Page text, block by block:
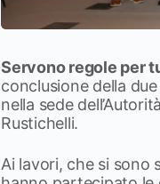
Servono regole per
conclusione della
nella sede
Rustichelli.
Ai lavori, che si